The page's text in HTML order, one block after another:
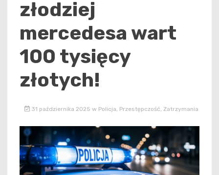
złodziej
mercedesa wart
100 tysięcy
złotych!
31 października 2025 w Policja Przestępczość Zatrzymania